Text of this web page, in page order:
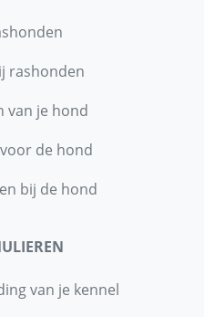
rashonden
van je hond
de hond
bij de hond
van je kennel